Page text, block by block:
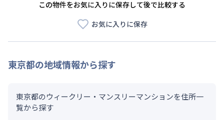
この物件をお気に入りに保存して後で比較する
お気に入りに保存
東京都の地域情報から探す
東京都のウィークリー・マンスリーマンションを住所一
覧から探す